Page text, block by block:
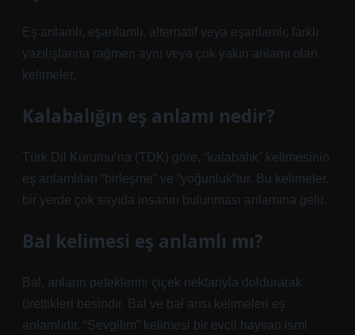
Eş anlamlı, eşanlamlı, alternatif veya eşanlamlı; farklı
yazılışlarına rağmen aynı veya çok yakın anlamı olan
kelimeler.
Kalabalığın eş anlamı nedir?
Türk Dil Kurumu’na (TDK) göre, “kalabalık” kelimesinin
eş anlamlıları “birleşme” ve “yoğunluk”tur. Bu kelimeler,
bir yerde çok sayıda insanın bulunması anlamına gelir.
Bal kelimesi eş anlamlı mı?
Bal, arıların peteklerini çiçek nektarıyla doldurarak
ürettikleri besindir. Bal ve bal arısı kelimeleri eş
anlamlıdır. “Sevgilim” kelimesi bir evcil hayvan ismi